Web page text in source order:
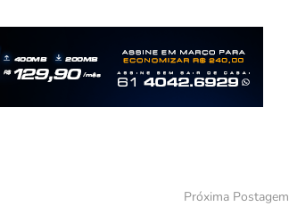
Próxima Postagem